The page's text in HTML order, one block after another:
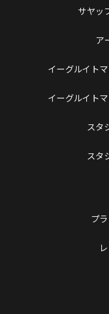
サヤッ
ア
イーグルイト
イーグルイト
スタ
スタ
プ